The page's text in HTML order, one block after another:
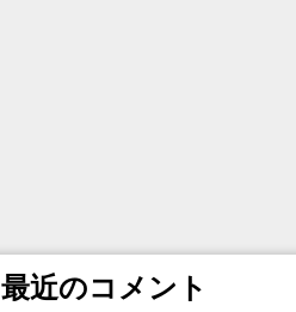
最近のコメント